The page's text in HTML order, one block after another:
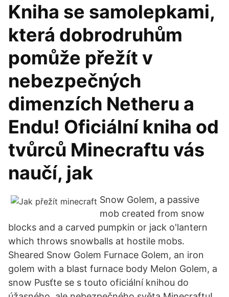
Kniha se samolepkami,
která dobrodruhům
pomůže přežít v
nebezpečných
dimenzích Netheru a
Endu! Oficiální kniha od
tvůrců Minecraftu vás
naučí, jak
Snow Golem, a passive
mob created from snow
blocks and a carved pumpkin or jack o'lantern
which throws snowballs at hostile mobs.
Sheared Snow Golem Furnace Golem, an iron
golem with a blast furnace body Melon Golem, a
snow Pusťte se s touto oficiální knihou do